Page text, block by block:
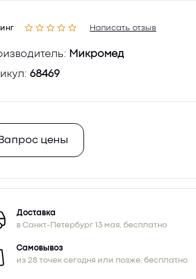
Написать отзыв
Микромед
68469
цены
Доставка
в Санкт-Петербург 13 мая, бесплатно
Самовывоз
из 28 точек сегодня или позже, бесплатно